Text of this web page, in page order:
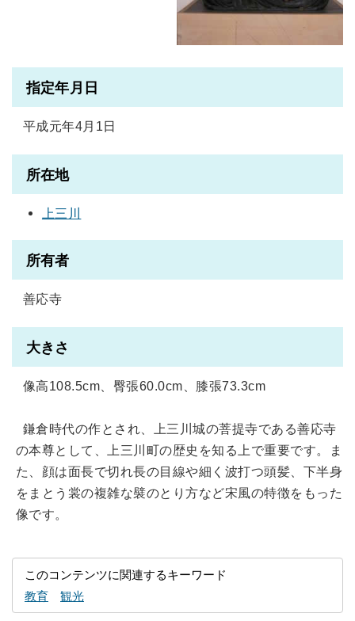
指定年月日
平成元年4月1日
所在地
上三川
所有者
善応寺
大きさ
像高108.5cm、臀張60.0cm、膝張73.3cm
鎌倉時代の作とされ、上三川城の菩提寺である善応寺
の本尊として、上三川町の歴史を知る上で重要です。ま
た、顔は面長で切れ長の目線や細く波打つ頭髪、下半身
をまとう裳の複雑な襞のとり方など宋風の特徴をもった
像です。
このコンテンツに関連するキーワード
教育
観光